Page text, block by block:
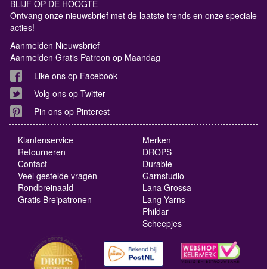
BLIJF OP DE HOOGTE
Ontvang onze nieuwsbrief met de laatste trends en onze speciale
acties!
Aanmelden Nieuwsbrief
Aanmelden Gratis Patroon op Maandag
Like ons op Facebook
Volg ons op Twitter
Pin ons op Pinterest
Klantenservice
Retourneren
Contact
Veel gestelde vragen
Rondbreinaald
Gratis Breipatronen
Merken
DROPS
Durable
Garnstudio
Lana Grossa
Lang Yarns
Phildar
Scheepjes